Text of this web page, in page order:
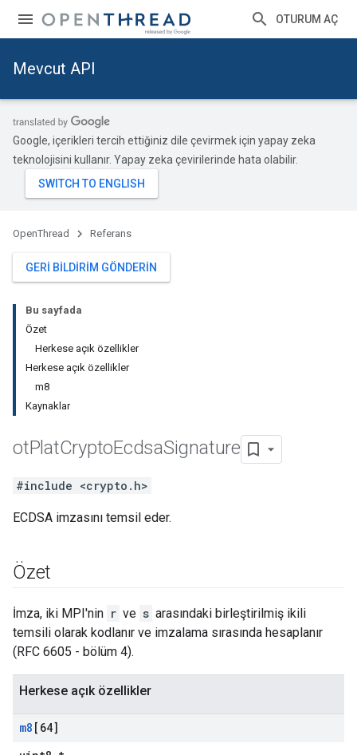
OTURUM AÇ
Mevcut API
Google, içerikleri tercih ettiğiniz dile çevirmek için yapay zeka
teknolojisini kullanır. Yapay zeka çevirilerinde hata olabilir.
OpenThread Referans
GERI BILDIRIM GÖNDERIN
Bu sayfada
Özet
Herkese açık özellikler
Herkese açık özellikler
m8
Kaynaklar
otPlatCryptoEcdsaSignature
#include <crypto.h>
ECDSA imzasını temsil eder.
Özet
İmza, iki MPI'nin r ve s arasındaki birleştirilmiş ikili
temsili olarak kodlanır ve imzalama sırasında hesaplanır
(RFC 6605 - bölüm 4).
Herkese açık özellikler
m8 [64]